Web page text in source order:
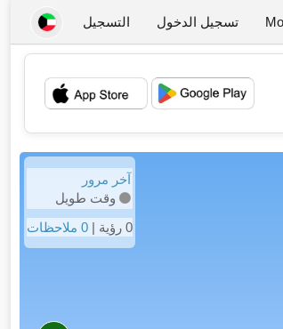
تسجيل الدخول التسجيل
💖
آخر مرور
وقت طويل
0 رؤية |
0 ملاحظات